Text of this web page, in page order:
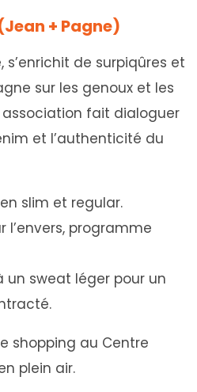
+ Pagne)
s’enrichit de surpiqûres et
sur les genoux et les
fait dialoguer
et l’authenticité du
slim et regular.
l’envers, programme
un sweat léger pour un
shopping au Centre
plein air.